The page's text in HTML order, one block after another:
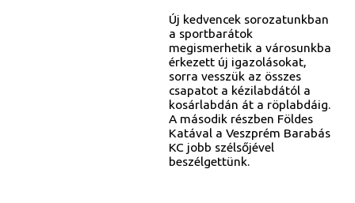
Új kedvencek sorozatunkban
a sportbarátok
megismerhetik a városunkba
érkezett új igazolásokat,
sorra vesszük az összes
csapatot a kézilabdától a
kosárlabdán át a röplabdáig.
A második részben Földes
Katával a Veszprém Barabás
KC jobb szélsőjével
beszélgettünk.